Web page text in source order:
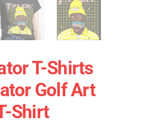
T-Shirts
Golf Art
Shirt